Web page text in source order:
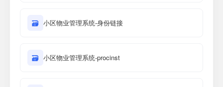
🗃 小区物业管理系统-身份链接
🗃 小区物业管理系统-procinst